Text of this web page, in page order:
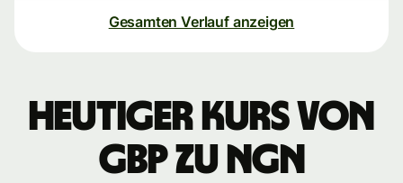
Gesamten Verlauf anzeigen
Heutiger Kurs von
GBP zu NGN